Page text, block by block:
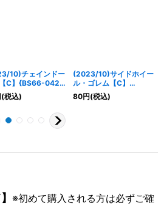
10)チェインドー
C】{BS66-042}
(税込)
(2023/10)サイドホイー
ル・ゴレム【C】
{BS66-052}《青》
80円(税込)
※初めて購入される方は必ずご確